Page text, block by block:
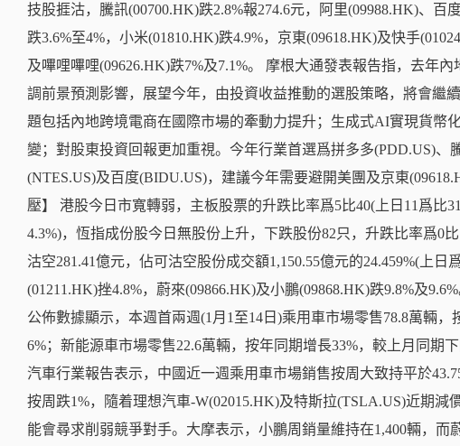
技股捱沽，騰訊(00700.HK)跌2.8%報274.6元，阿里(09988.HK)、百
跌3.6%至4%，小米(01810.HK)跌4.9%，京東(09618.HK)及快手
及嗶哩嗶哩(09626.HK)跌7%及7.1%。 摩根大通發表報告指，去年
調前景預測影響，展望今年，由投資收益推動的選股策略，將會繼
題包括內地跨境電商在國際市場的牽動力提升；生成式AI實現貨幣
變；對股東投資回報更加重視。今年行業首選爲拼多多(PDD.US)、
(NTES.US)及百度(BIDU.US)，建議今年需要避開美團及京東
壓】 港股今日市寬轉弱，主板股票的升跌比率爲5比40(上日11爲比
4.3%)，恆指成份股今日無股份上升，下跌股份82只，升跌比率爲0
沽空281.41億元，佔可沽空股份成交額1,150.55億元的24.459%(上日
(01211.HK)挫4.8%，蔚來(09866.HK)及小鵬(09868.HK)跌9.8%及
公佈數據顯示，本週首兩週(1月1至14日)乘用車市場零售78.8萬輛，
6%；新能源車市場零售22.6萬輛，按年同期增長33%，較上月同期
汽車行業報告表示，中國近一週乘用車市場銷售按周大致持平於
按周跌1%，隨着理想汽車-W(02015.HK)及特斯拉(TSLA.US)近期減
能會尋求削弱競爭對手。大摩表示，小鵬周銷量維持在1,400輛，而